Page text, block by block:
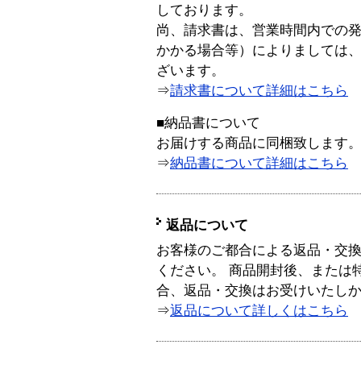
しております。
尚、請求書は、営業時間内での
かかる場合等）によりましては
ざいます。
⇒請求書について詳細はこちら
■納品書について
お届けする商品に同梱致します。
⇒納品書について詳細はこちら
返品について
お客様のご都合による返品・交
ください。 商品開封後、または
合、返品・交換はお受けいたし
⇒返品について詳しくはこちら